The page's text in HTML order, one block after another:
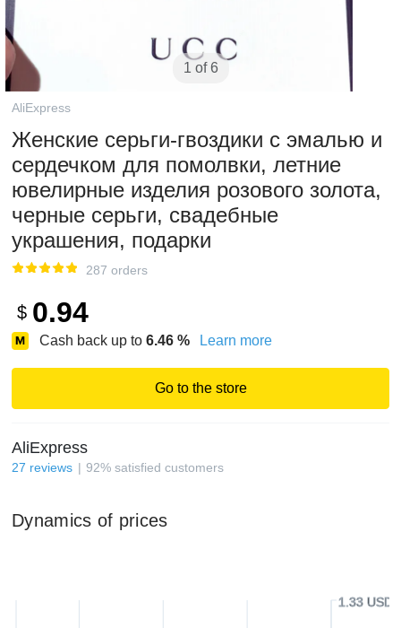
1 of 6
AliExpress
Женские серьги-гвоздики с эмалью и
сердечком для помолвки, летние
ювелирные изделия розового золота,
черные серьги, свадебные
украшения, подарки
287 orders
$ 0.94
Cash back up to 6.46 % Learn more
Go to the store
AliExpress
27 reviews 92% satisfied customers
Dynamics of prices
1.33 USD